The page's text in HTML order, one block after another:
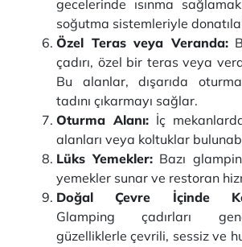
gecelerinde ısınma
soğutma sistemleriyle
Özel Teras veya Veranda:
çadırı, özel bir teras veya
Bu alanlar, dışarıda
tadını çıkarmayı sağlar.
Oturma Alanı: İç
alanları veya koltuklar
Lüks Yemekler: Bazı
yemekler sunar ve restoran
Doğal Çevre İçinde
Glamping çadırları
güzelliklerle çevrili, sessiz ve